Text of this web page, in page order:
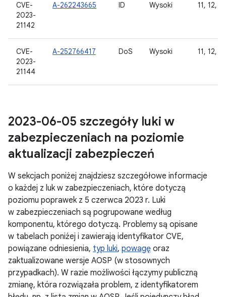
CVE-
2023-
21142
A-262243665 ID Wysoki 11, 12,
CVE-
2023-
21144
A-252766417 DoS Wysoki 11, 12,
2023-06-05 szczegóły luki w
zabezpieczeniach na poziomie
aktualizacji zabezpieczeń
W sekcjach poniżej znajdziesz szczegółowe informacje
o każdej z luk w zabezpieczeniach, które dotyczą
poziomu poprawek z 5 czerwca 2023 r. Luki
w zabezpieczeniach są pogrupowane według
komponentu, którego dotyczą. Problemy są opisane
w tabelach poniżej i zawierają identyfikator CVE,
powiązane odniesienia, typ luki, powagę oraz
zaktualizowane wersje AOSP (w stosownych
przypadkach). W razie możliwości łączymy publiczną
zmianę, która rozwiązała problem, z identyfikatorem